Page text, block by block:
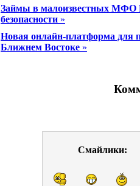
Займы в малоизвестных МФО
безопасности »
Новая онлайн-платформа для
Ближнем Востоке »
Смайлики: